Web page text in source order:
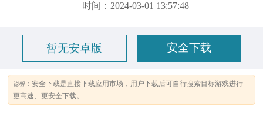
时间：2024-03-01 13:57:48
暂无安卓版 安全下载
说明：安全下载是直接下载应用市场，用户下载后可自行搜索目标游戏进行
更高速、更安全下载。